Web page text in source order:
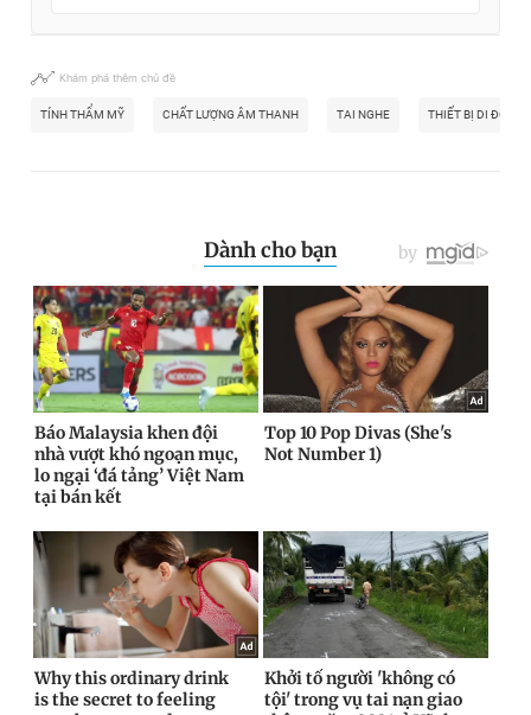
Khám phá thêm chủ đề
TÍNH THẨM MỸ CHẤT LƯỢNG ÂM THANH TAI NGHE THIẾT BỊ DI ĐỘNG